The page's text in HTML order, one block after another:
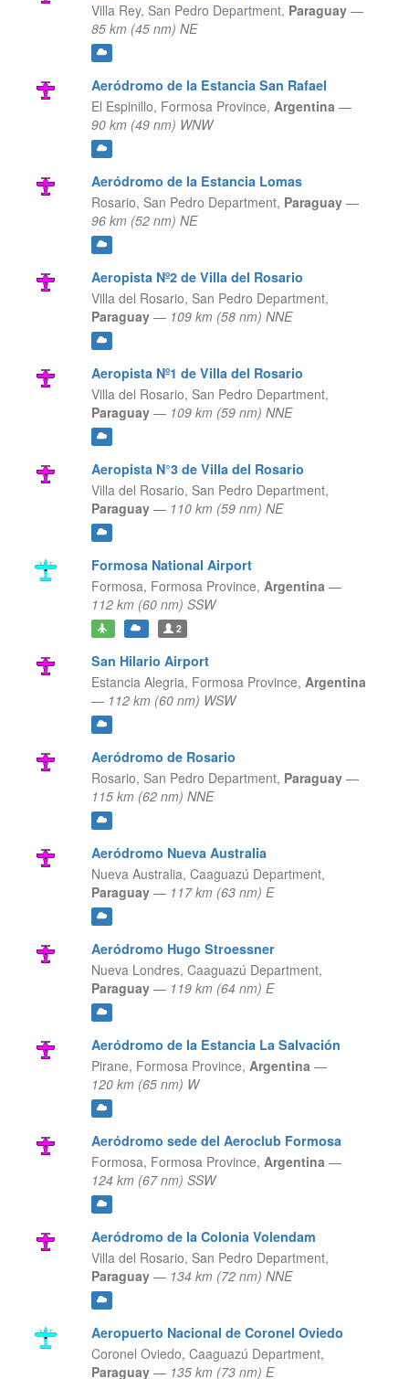
Villa Rey, San Pedro Department, Paraguay —
85 km (45 nm) NE
Aeródromo de la Estancia San Rafael
El Espinillo, Formosa Province, Argentina —
90 km (49 nm) WNW
Aeródromo de la Estancia Lomas
Rosario, San Pedro Department, Paraguay —
96 km (52 nm) NE
Aeropista Nº2 de Villa del Rosario
Villa del Rosario, San Pedro Department,
Paraguay — 109 km (58 nm) NNE
Aeropista Nº1 de Villa del Rosario
Villa del Rosario, San Pedro Department,
Paraguay — 109 km (59 nm) NNE
Aeropista N°3 de Villa del Rosario
Villa del Rosario, San Pedro Department,
Paraguay — 110 km (59 nm) NE
Formosa National Airport
Formosa, Formosa Province, Argentina —
112 km (60 nm) SSW
2
San Hilario Airport
Estancia Alegria, Formosa Province, Argentina
— 112 km (60 nm) WSW
Aeródromo de Rosario
Rosario, San Pedro Department, Paraguay —
115 km (62 nm) NNE
Aeródromo Nueva Australia
Nueva Australia, Caaguazú Department,
Paraguay — 117 km (63 nm) E
Aeródromo Hugo Stroessner
Nueva Londres, Caaguazú Department,
Paraguay — 119 km (64 nm) E
Aeródromo de la Estancia La Salvación
Pirane, Formosa Province, Argentina —
120 km (65 nm) W
Aeródromo sede del Aeroclub Formosa
Formosa, Formosa Province, Argentina —
124 km (67 nm) SSW
Aeródromo de la Colonia Volendam
Villa del Rosario, San Pedro Department,
Paraguay — 134 km (72 nm) NNE
Aeropuerto Nacional de Coronel Oviedo
Coronel Oviedo, Caaguazú Department,
Paraguay — 135 km (73 nm) E